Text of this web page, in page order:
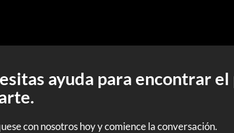
ayuda para encontrar
con nosotros hoy y comience la conversación.